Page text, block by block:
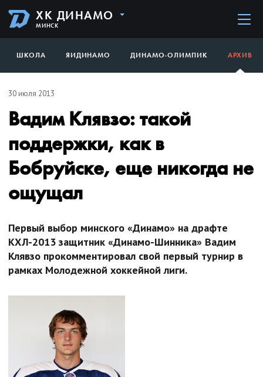
ХК ДИНАМО
МИНСК
ШКОЛА ЯИДИНАМО ДИНАМО-ОЛИМПИК АРХИВ
30 июля 2013
Вадим Клявзо: такой
поддержки, как в
Бобруйске, еще никогда не
ощущал
Первый выбор минского «Динамо» на драфте
КХЛ-2013 защитник «Динамо-Шинника» Вадим
Клявзо прокомментировал свой первый турнир в
рамках Молодежной хоккейной лиги.